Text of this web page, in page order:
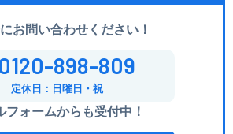
お問い合わせください！
0120-898-809
定休日：日曜日・祝
フォームからも受付中！